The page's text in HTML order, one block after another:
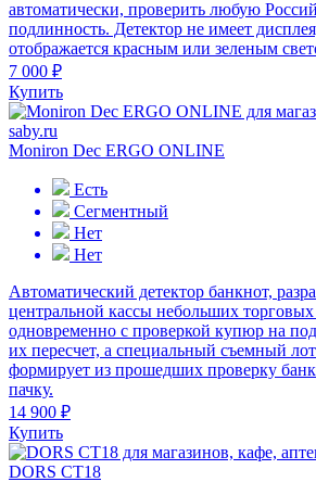
автоматически, проверить любую
подлинность. Детектор не имеет
отображается красным или зеленым
7 000 ₽
Купить
Moniron Dec ERGO ONLINE
Есть
Сегментный
Нет
Нет
Автоматический детектор банкнот,
центральной кассы небольших
одновременно с проверкой купюр на
их пересчет, а специальный съемный
формирует из прошедших проверку
пачку.
14 900 ₽
Купить
DORS CT18